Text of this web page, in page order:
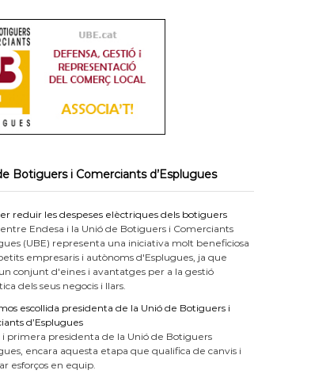
Botiguers i Comerciants d’Esplugues
reduir les despeses elèctriques dels botiguers
Endesa i la Unió de Botiguers i Comerciants
(UBE) representa una iniciativa molt beneficiosa
empresaris i autònoms d'Esplugues, ja que
conjunt d'eines i avantatges per a la gestió
dels seus negocis i llars.
escollida presidenta de la Unió de Botiguers i
d’Esplugues
i primera presidenta de la Unió de Botiguers
encara aquesta etapa que qualifica de canvis i
esforços en equip.